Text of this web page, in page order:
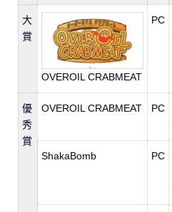
大
賞
OVEROIL CRABMEAT
PC
優
秀
賞
OVEROIL CRABMEAT PC
ShakaBomb PC